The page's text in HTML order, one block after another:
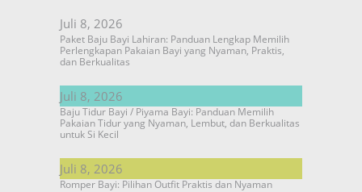
Juli 8, 2026
Paket Baju Bayi Lahiran: Panduan Lengkap Memilih
Perlengkapan Pakaian Bayi yang Nyaman, Praktis,
dan Berkualitas
Juli 8, 2026
Baju Tidur Bayi / Piyama Bayi: Panduan Memilih
Pakaian Tidur yang Nyaman, Lembut, dan Berkualitas
untuk Si Kecil
Juli 8, 2026
Romper Bayi: Pilihan Outfit Praktis dan Nyaman